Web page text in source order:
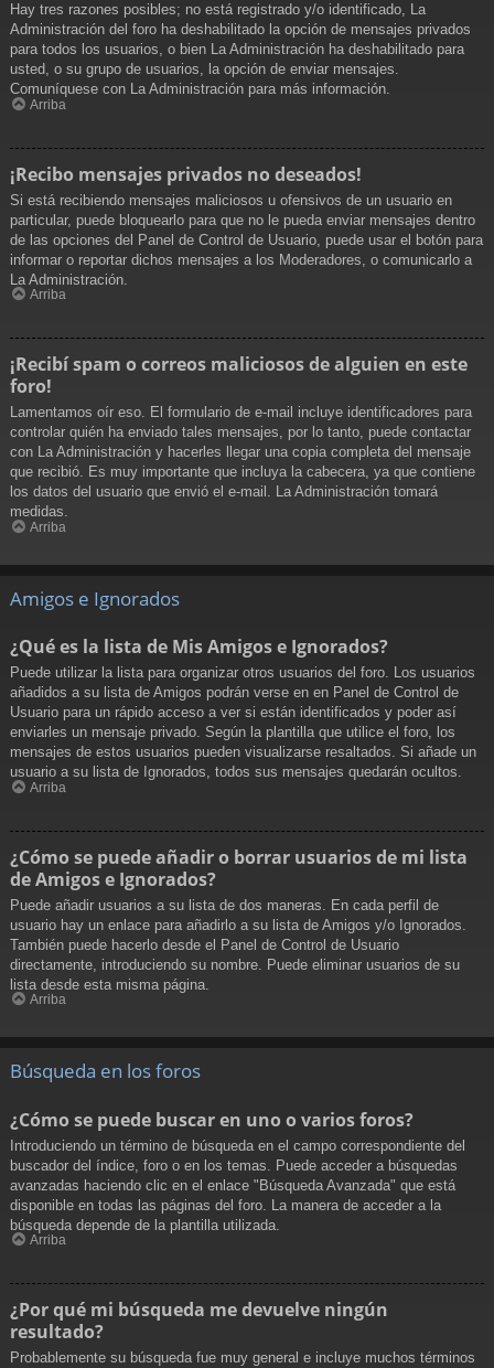
Hay tres razones posibles; no está registrado y/o identificado, La
Administración del foro ha deshabilitado la opción de mensajes privados
para todos los usuarios, o bien La Administración ha deshabilitado para
usted, o su grupo de usuarios, la opción de enviar mensajes.
Comuníquese con La Administración para más información.
Arriba
¡Recibo mensajes privados no deseados!
Si está recibiendo mensajes maliciosos u ofensivos de un usuario en
particular, puede bloquearlo para que no le pueda enviar mensajes dentro
de las opciones del Panel de Control de Usuario, puede usar el botón para
informar o reportar dichos mensajes a los Moderadores, o comunicarlo a
La Administración.
Arriba
¡Recibí spam o correos maliciosos de alguien en este
foro!
Lamentamos oír eso. El formulario de e-mail incluye identificadores para
controlar quién ha enviado tales mensajes, por lo tanto, puede contactar
con La Administración y hacerles llegar una copia completa del mensaje
que recibió. Es muy importante que incluya la cabecera, ya que contiene
los datos del usuario que envió el e-mail. La Administración tomará
medidas.
Arriba
Amigos e Ignorados
¿Qué es la lista de Mis Amigos e Ignorados?
Puede utilizar la lista para organizar otros usuarios del foro. Los usuarios
añadidos a su lista de Amigos podrán verse en en Panel de Control de
Usuario para un rápido acceso a ver si están identificados y poder así
enviarles un mensaje privado. Según la plantilla que utilice el foro, los
mensajes de estos usuarios pueden visualizarse resaltados. Si añade un
usuario a su lista de Ignorados, todos sus mensajes quedarán ocultos.
Arriba
¿Cómo se puede añadir o borrar usuarios de mi lista
de Amigos e Ignorados?
Puede añadir usuarios a su lista de dos maneras. En cada perfil de
usuario hay un enlace para añadirlo a su lista de Amigos y/o Ignorados.
También puede hacerlo desde el Panel de Control de Usuario
directamente, introduciendo su nombre. Puede eliminar usuarios de su
lista desde esta misma página.
Arriba
Búsqueda en los foros
¿Cómo se puede buscar en uno o varios foros?
Introduciendo un término de búsqueda en el campo correspondiente del
buscador del índice, foro o en los temas. Puede acceder a búsquedas
avanzadas haciendo clic en el enlace "Búsqueda Avanzada" que está
disponible en todas las páginas del foro. La manera de acceder a la
búsqueda depende de la plantilla utilizada.
Arriba
¿Por qué mi búsqueda me devuelve ningún
resultado?
Probablemente su búsqueda fue muy general e incluye muchos términos